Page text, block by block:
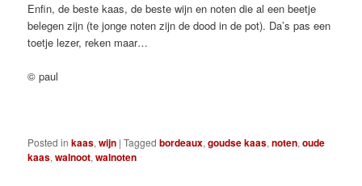
Enfin, de beste kaas, de beste wijn en noten die al een beetje
belegen zijn (te jonge noten zijn de dood in de pot). Da’s pas een
toetje lezer, reken maar…
© paul
Posted in kaas,wijn |Tagged bordeaux,goudse kaas,noten,oude
kaas,walnoot,walnoten